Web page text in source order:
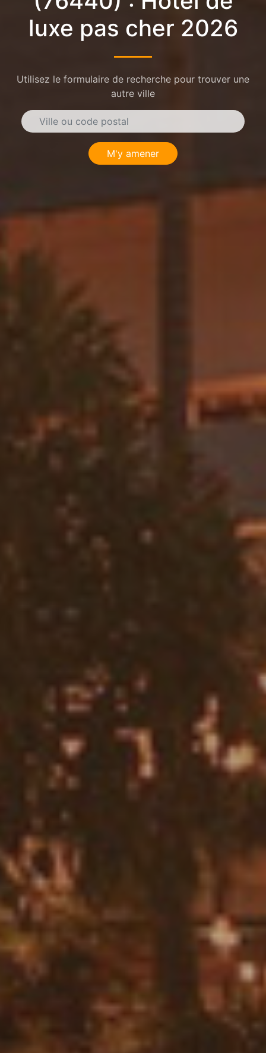
luxe pas cher 2026
Utilisez le formulaire de recherche pour trouver une
autre ville
M'y amener